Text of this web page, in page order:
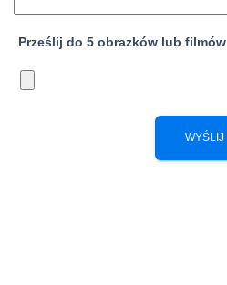
Prześlij do 5 obrazków lub filmów